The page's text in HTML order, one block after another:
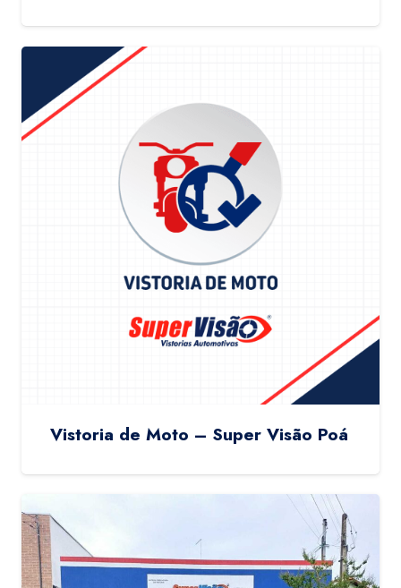
Vistoria de Moto – Super Visão Poá